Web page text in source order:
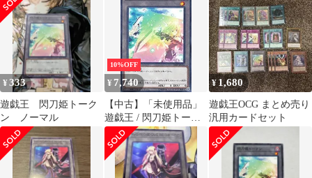
ゼ カガリ ハヤテ
¥333
遊戯王 閃刀姫トーク
ン ノーマル
10%OFF
¥ 7,740
【中古】「未使用品」
遊戯王 / 閃刀姫トーク
ン（ノーマル） / 18TP-
JP216 / トーナメントパ
ック2018 Vol.2
¥1,680
遊戯王OCG まとめ売り
汎用カードセット